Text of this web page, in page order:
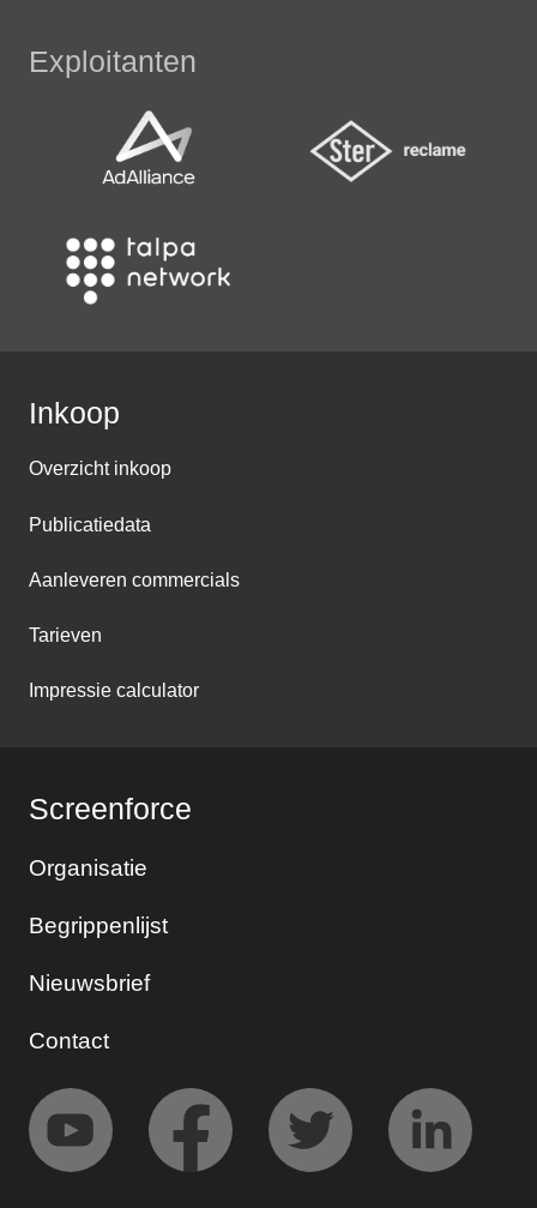
Exploitanten
Inkoop
Overzicht inkoop
Publicatiedata
Aanleveren commercials
Tarieven
Impressie calculator
Screenforce
Organisatie
Begrippenlijst
Nieuwsbrief
Contact